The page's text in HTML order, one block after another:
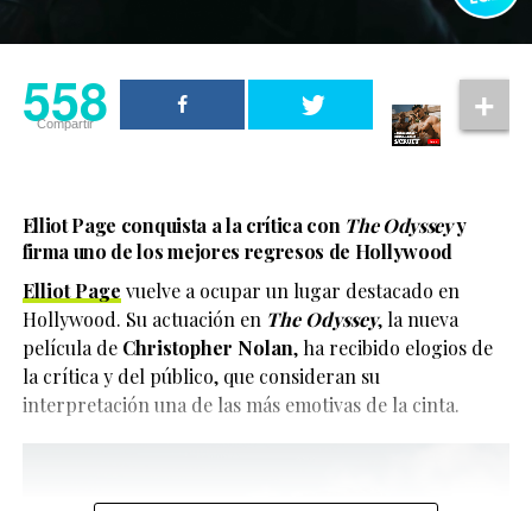
558
Compartir
Elliot Page conquista a la crítica con The Odysseyy
firma uno de los mejores regresos de Hollywood
Elliot Page vuelve a ocupar un lugar destacado en
Hollywood. Su actuación en The Odyssey, la nueva
película de Christopher Nolan, ha recibido elogios de
la crítica y del público, que consideran su
interpretación una de las más emotivas de la cinta.